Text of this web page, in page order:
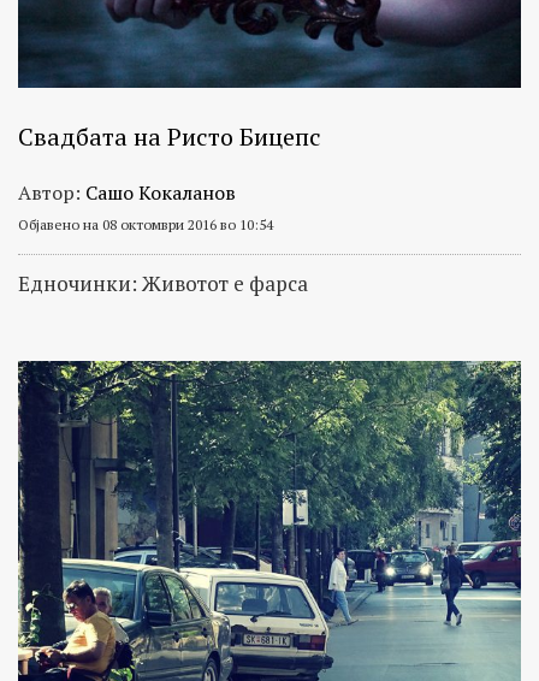
Призма.
Свадбата на Ристо Бицепс
Автор: Сашо Кокаланов
Објавено на 08 октомври 2016 во 10:54
Едночинки: Животот е фарса